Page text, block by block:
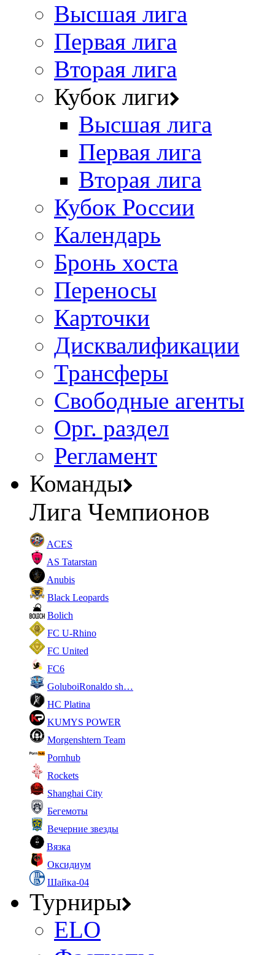
Высшая лига
Первая лига
Вторая лига
Кубок лиги
Высшая лига
Первая лига
Вторая лига
Кубок России
Календарь
Бронь хоста
Переносы
Карточки
Дисквалификации
Трансферы
Свободные агенты
Орг. раздел
Регламент
Команды
Лига Чемпионов
ACES
AS Tatarstan
Anubis
Black Leopards
Bolich
FC U-Rhino
FC United
FC6
GoluboiRonaldo sh…
HC Platina
KUMYS POWER
Morgenshtern Team
Pornhub
Rockets
Shanghai City
Бегемоты
Вечерние звезды
Вязка
Оксидиум
Шайка-04
Турниры
ELO